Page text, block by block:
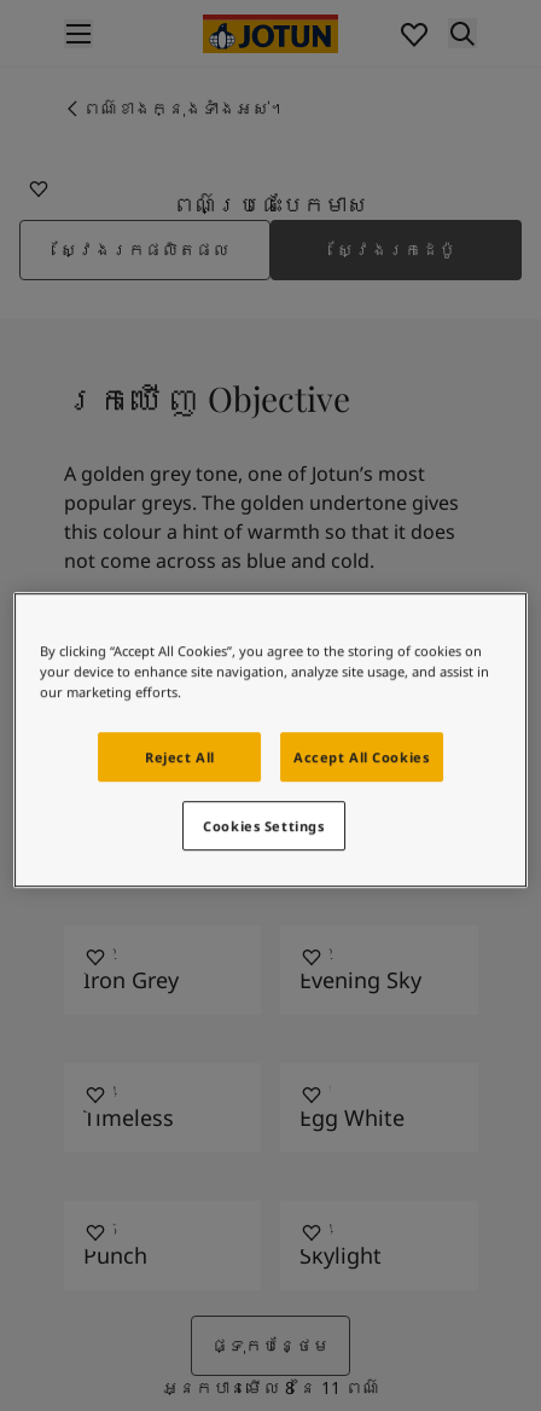
គំនូរខាងក្នុង
ផលិតផលផ្នែកខាងក្រៅ
ពណ៌
ពណ៌ថ្នាំលាបខាងក្នុង
ពណ៌ខាងក្នុងទាំងអស់។
Colour Tools
ការបំផុសគំនិតពីផ្នែកខាងក្នុងផ្ទះ
ការបំផុសគំនិតពីផ្នែកខាងក្រៅផ្ទះ
Blog សំរាប់ការរស់នៅដែលពោរពេញដោយការការបំផុសគំនិ
អត្ថបទ
លាបពណ៌ផ្ទះរបស់អ្នក
ឯកសារផលិតផល
តារាង​ទិន្នន័យ
ពណ៌ខាងក្នុងទាំងអស់។
ពណ៌ប្រផេះបែកមាស
ស្វែងរកផលិតផល ស្វែងរកដេប៉ូ
រកឃើញ Objective
A golden grey tone, one of Jotun’s most
popular greys. The golden undertone gives
this colour a hint of warmth so that it does
not come across as blue and cold.
ការរួមបញ្ចូល
ពណ៌ដែលបានណែនាំ
Early Rain Retro Blue
1032
Iron Grey
1462
Evening Sky
1024
Timeless
1001
Egg White
2456
Punch
1624
Skylight
ផ្ទុកបន្ថែម
អ្នកបានមើល 8នៃ 11 ពណ៌
By clicking “Accept All Cookies”, you agree to the storing of cookies on
your device to enhance site navigation, analyze site usage, and assist in
our marketing efforts.
Reject All Accept All Cookies
Cookies Settings